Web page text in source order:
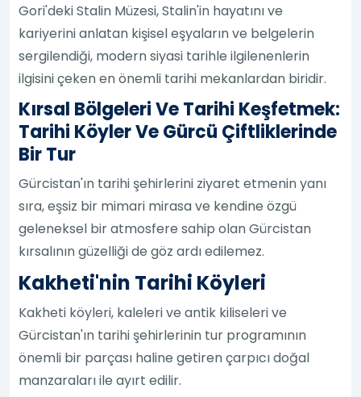
Gori'deki Stalin Müzesi, Stalin'in hayatını ve
kariyerini anlatan kişisel eşyaların ve belgelerin
sergilendiği, modern siyasi tarihle ilgilenenlerin
ilgisini çeken en önemli tarihi mekanlardan biridir.
Kırsal Bölgeleri Ve Tarihi Keşfetmek:
Tarihi Köyler Ve Gürcü Çiftliklerinde
Bir Tur
Gürcistan'ın tarihi şehirlerini ziyaret etmenin yanı
sıra, eşsiz bir mimari mirasa ve kendine özgü
geleneksel bir atmosfere sahip olan Gürcistan
kırsalının güzelliği de göz ardı edilemez.
Kakheti'nin Tarihi Köyleri
Kakheti köyleri, kaleleri ve antik kiliseleri ve
Gürcistan'ın tarihi şehirlerinin tur programının
önemli bir parçası haline getiren çarpıcı doğal
manzaraları ile ayırt edilir.